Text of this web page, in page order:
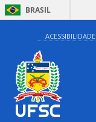
BRASIL
ACESSIBILIDADE